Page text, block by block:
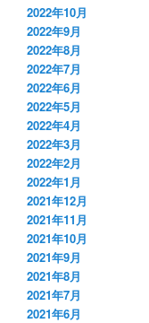
2022年10月
2022年9月
2022年8月
2022年7月
2022年6月
2022年5月
2022年4月
2022年3月
2022年2月
2022年1月
2021年12月
2021年11月
2021年10月
2021年9月
2021年8月
2021年7月
2021年6月